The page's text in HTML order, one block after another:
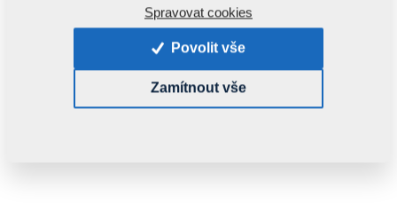
Zjistit dostupnost
0,2980 kg
ks: Do košíku
Spravovat cookies
Povolit vše
Zamítnout vše